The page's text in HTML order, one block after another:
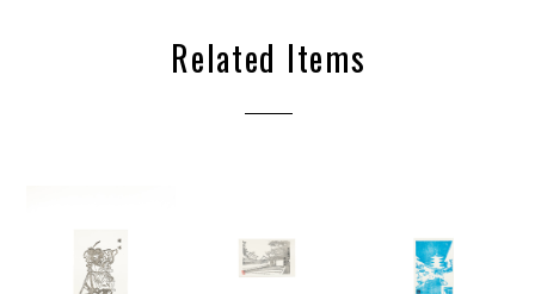
Related Items